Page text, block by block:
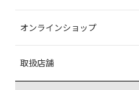
オンラインショップ
取扱店舗